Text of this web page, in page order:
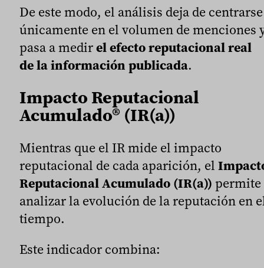
De este modo, el análisis deja de centrarse
únicamente en el volumen de menciones
pasa a medirel efecto reputacional real
de la información publicada.
Impacto Reputacional
Acumulado®(IR(a))
Mientras que el IR mide el impacto
reputacional de cada aparición, el
Reputacional Acumulado (IR(a)) permite
analizar la evolución de la reputación en
tiempo.
Este indicador combina: